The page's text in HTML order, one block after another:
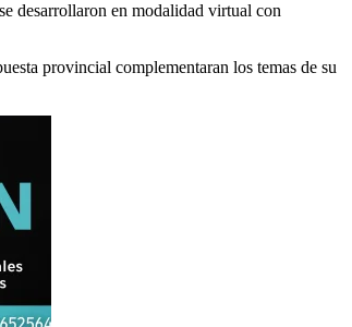
desarrollaron en modalidad virtual con
provincial complementaran los temas de su